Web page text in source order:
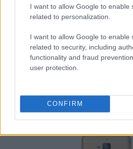
I want to allow Google to enable
related to personalization.
I want to allow Google to enable
related to security, including
functionality and fraud
user protection.
CONFIRM